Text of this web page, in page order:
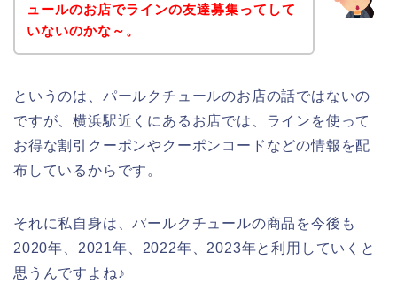
ュールのお店でラインの友達募集ってして
いないのかな～。
というのは、パールクチュールのお店の話ではないの
ですが、横浜駅近くにあるお店では、ラインを使って
お得な割引クーポンやクーポンコードなどの情報を配
布しているからです。
それに私自身は、パールクチュールの商品を今後も
2020年、2021年、2022年、2023年と利用していくと
思うんですよね♪